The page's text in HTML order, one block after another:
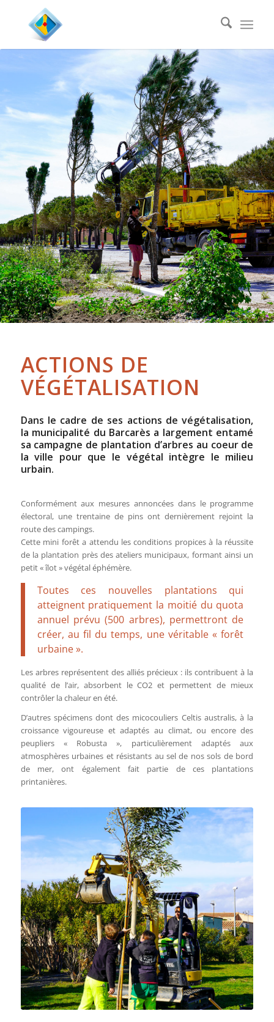
ACTIONS DE
VÉGÉTALISATION
Dans le cadre de ses actions de végétalisation,
la municipalité du Barcarès a largement entamé
sa campagne de plantation d’arbres au coeur de
la ville pour que le végétal intègre le milieu
urbain.
Conformément aux mesures annoncées dans le programme
électoral, une trentaine de pins ont dernièrement rejoint la
route des campings.
Cette mini forêt a attendu les conditions propices à la réussite
de la plantation près des ateliers municipaux, formant ainsi un
petit « îlot » végétal éphémère.
Toutes ces nouvelles plantations qui
atteignent pratiquement la moitié du quota
annuel prévu (500 arbres), permettront de
créer, au fil du temps, une véritable « forêt
urbaine ».
Les arbres représentent des alliés précieux : ils contribuent à la
qualité de l’air, absorbent le CO2 et permettent de mieux
contrôler la chaleur en été.
D’autres spécimens dont des micocouliers Celtis australis, à la
croissance vigoureuse et adaptés au climat, ou encore des
peupliers « Robusta », particulièrement adaptés aux
atmosphères urbaines et résistants au sel de nos sols de bord
de mer, ont également fait partie de ces plantations
printanières.